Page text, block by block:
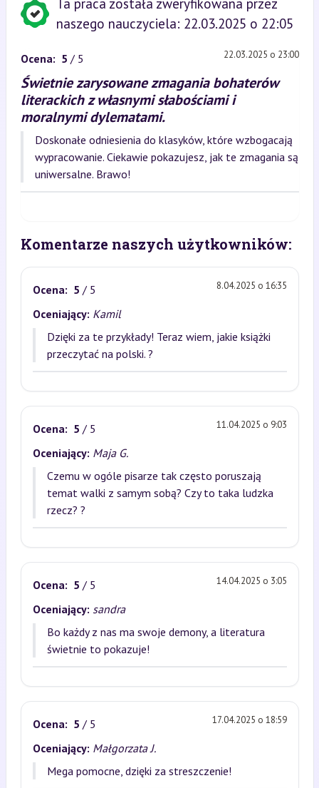
Ta praca została zweryfikowana przez
naszego nauczyciela: 22.03.2025 o 22:05
Ocena: 5 / 5 22.03.2025 o 23:00
Świetnie zarysowane zmagania bohaterów
literackich z własnymi słabościami i
moralnymi dylematami.
Doskonałe odniesienia do klasyków, które wzbogacają
wypracowanie. Ciekawie pokazujesz, jak te zmagania są
uniwersalne. Brawo!
Komentarze naszych użytkowników:
Ocena: 5 / 5 8.04.2025 o 16:35
Oceniający: Kamil
Dzięki za te przykłady! Teraz wiem, jakie książki
przeczytać na polski. ?
Ocena: 5 / 5 11.04.2025 o 9:03
Oceniający: Maja G.
Czemu w ogóle pisarze tak często poruszają
temat walki z samym sobą? Czy to taka ludzka
rzecz? ?
Ocena: 5 / 5 14.04.2025 o 3:05
Oceniający: sandra
Bo każdy z nas ma swoje demony, a literatura
świetnie to pokazuje!
Ocena: 5 / 5 17.04.2025 o 18:59
Oceniający: Małgorzata J.
Mega pomocne, dzięki za streszczenie!